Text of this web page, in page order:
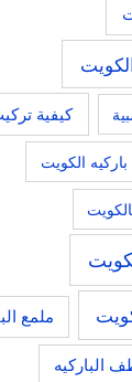
كيفية
الكويت
ملمع
الباركيه